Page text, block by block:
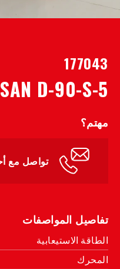
177043
D-90-S-5
مهتم؟
تواصل مع
تفاصيل المواصفات
الطاقة الاستيعابية
المحرك